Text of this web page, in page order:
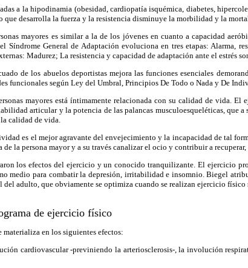
a la hipodinamia (obesidad, cardiopatía isquémica, diabetes,
que desarrolla la fuerza y la resistencia disminuye la morbilidad y la
mayores es similar a la de los jóvenes en cuanto a capacidad
Síndrome General de Adaptación evoluciona en tres etapas: Alarma,
Madurez; La resistencia y capacidad de adaptación ante el estrés
de los abuelos deportistas mejora las funciones esenciales
funcionales según Ley del Umbral, Principios De Todo o Nada y De
mayores está íntimamente relacionada con su calidad de vida.
articular y la potencia de las palancas musculoesqueléticas, que
calidad de vida.
es el mejor agravante del envejecimiento y la incapacidad de tal
la persona mayor y a su través canalizar el ocio y contribuir a
los efectos del ejercicio y un conocido tranquilizante. El ejercicio
medio para combatir la depresión, irritabilidad e insomnio. Biegel
del adulto, que obviamente se optimiza cuando se realizan ejercicio físico
de ejercicio físico
en los siguientes efectos:
cardiovascular -previniendo la arteriosclerosis-, la involución